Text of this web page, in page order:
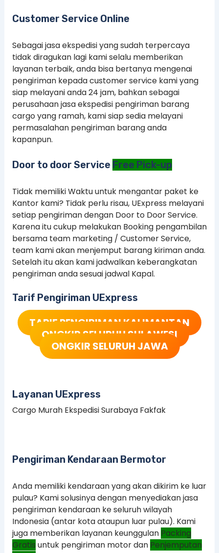
Customer Service Online
Sebagai jasa ekspedisi yang sudah terpercaya
tidak diragukan lagi kami selalu memberikan
layanan terbaik, anda bisa bertanya mengenai
pengiriman kepada customer service kami yang
siap melayani anda 24 jam, bahkan sebagai
perusahaan jasa ekspedisi pengiriman barang
cargo yang ramah, kami siap sedia melayani
permasalahan pengiriman barang anda
kapanpun.
Door to door Service Free Pick-up
Tidak memiliki Waktu untuk mengantar paket ke
Kantor kami? Tidak perlu risau, UExpress melayani
setiap pengiriman dengan Door to Door Service.
Karena itu cukup melakukan Booking pengambilan
bersama team marketing / Customer Service,
team kami akan menjemput barang kiriman anda.
Setelah itu akan kami jadwalkan keberangkatan
pengiriman anda sesuai jadwal Kapal.
Tarif Pengiriman UExpress
TARIF PENGIRIMAN KALIMANTAN
ONGKIR SELURUH SULAWESI
ONGKIR SELURUH JAWA
Layanan UExpress
Cargo Murah Ekspedisi Surabaya Fakfak
Pengiriman Kendaraan Bermotor
Anda memiliki kendaraan yang akan dikirim ke luar
pulau? Kami solusinya dengan menyediakan jasa
pengiriman kendaraan ke seluruh wilayah
Indonesia (antar kota ataupun luar pulau). Kami
juga memberikan layanan keunggulan Packing
Gratis untuk pengiriman motor dan Penjemputan